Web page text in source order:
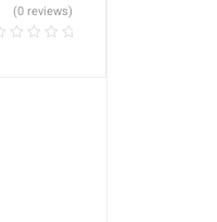
(0 reviews)